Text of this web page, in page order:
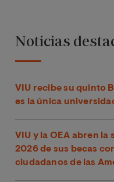
Noticias
VIU recibe su quinto
es la única
VIU y la OEA abren
2026 de sus becas
ciudadanos de las